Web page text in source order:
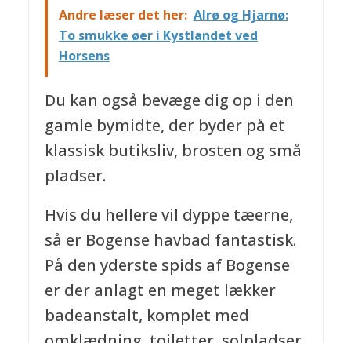
Andre læser det her: Alrø og Hjarnø:
To smukke øer i Kystlandet ved
Horsens
Du kan også bevæge dig op i den
gamle bymidte, der byder på et
klassisk butiksliv, brosten og små
pladser.
Hvis du hellere vil dyppe tæerne,
så er Bogense havbad fantastisk.
På den yderste spids af Bogense
er der anlagt en meget lækker
badeanstalt, komplet med